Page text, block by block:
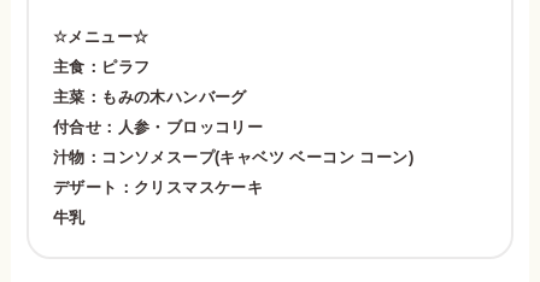
☆メニュー☆
主食：ピラフ
主菜：もみの木ハンバーグ
付合せ：人参・ブロッコリー
汁物：コンソメスープ(キャベツ ベーコン コーン)
デザート：クリスマスケーキ
牛乳